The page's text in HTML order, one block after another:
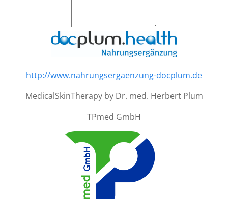
http://www.nahrungsergaenzung-docplum.de
MedicalSkinTherapy by Dr. med. Herbert Plum
TPmed GmbH